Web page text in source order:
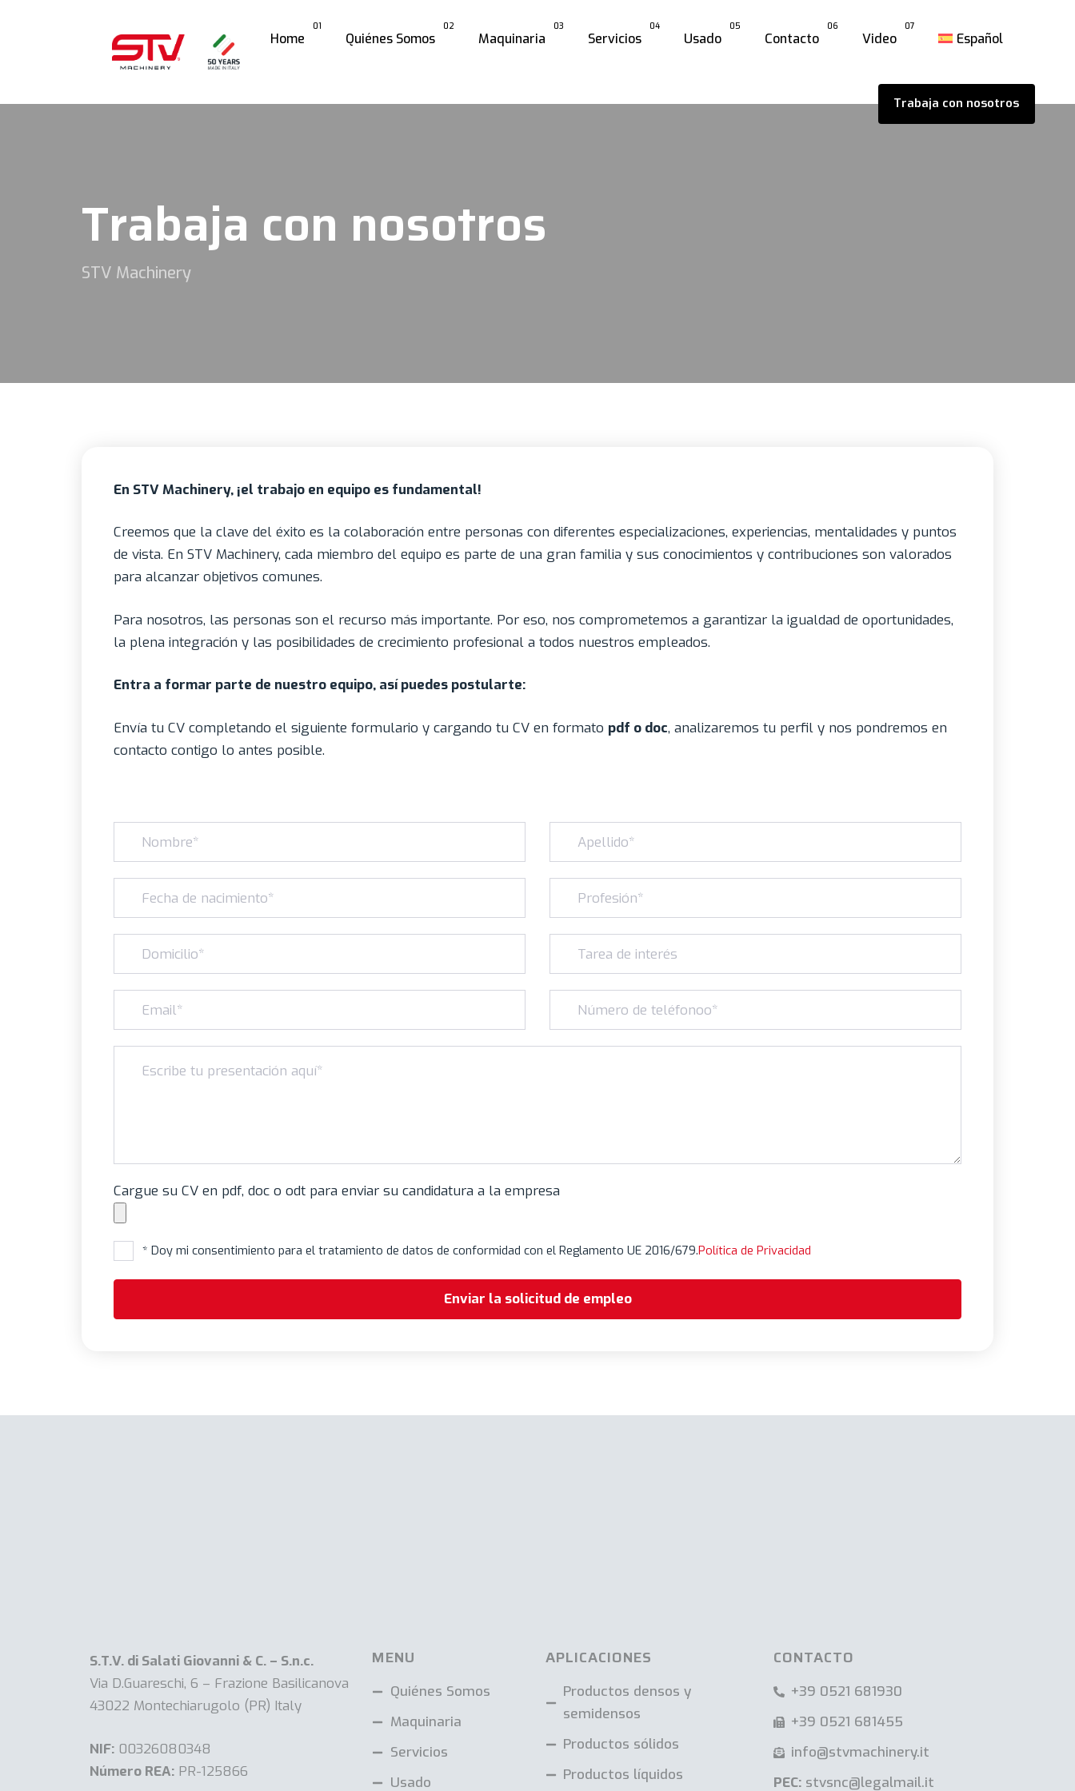
Home
01
Quiénes Somos
02
Maquinaria
03
Servicios
04
Usado
05
Contacto
06
Video
07
Español
Trabaja con nosotros
Trabaja con nosotros
STV Machinery
En STV Machinery, ¡el trabajo en equipo es fundamental!
Creemos que la clave del éxito es la colaboración entre personas con diferentes especializaciones, experiencias, mentalidades y puntos
de vista. En STV Machinery, cada miembro del equipo es parte de una gran familia y sus conocimientos y contribuciones son valorados
para alcanzar objetivos comunes.
Para nosotros, las personas son el recurso más importante. Por eso, nos comprometemos a garantizar la igualdad de oportunidades,
la plena integración y las posibilidades de crecimiento profesional a todos nuestros empleados.
Entra a formar parte de nuestro equipo, así puedes postularte:
Envía tu CV completando el siguiente formulario y cargando tu CV en formato pdf o doc, analizaremos tu perfil y nos pondremos en
contacto contigo lo antes posible.
Cargue su CV en pdf, doc o odt para enviar su candidatura a la empresa
* Doy mi consentimiento para el tratamiento de datos de conformidad con el Reglamento UE 2016/679.Política de Privacidad
S.T.V. di Salati Giovanni & C. – S.n.c.
Via D.Guareschi, 6 – Frazione Basilicanova
43022 Montechiarugolo (PR) Italy
NIF: 00326080348
Número REA: PR-125866
MENU
Quiénes Somos
Maquinaria
Servicios
Usado
APLICACIONES
Productos densos y
semidensos
Productos sólidos
Productos líquidos
CONTACTO
+39 0521 681930
+39 0521 681455
info@stvmachinery.it
PEC:stvsnc@legalmail.it